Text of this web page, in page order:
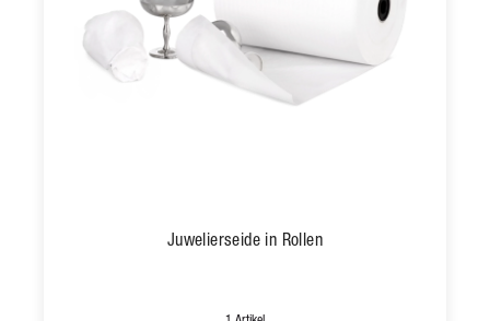
Juwelierseide in Rollen